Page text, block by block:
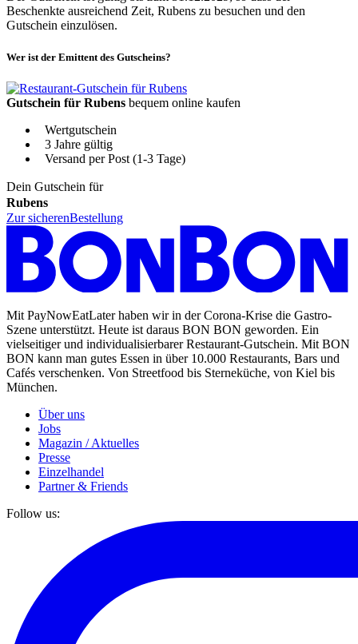
Beschenkte ausreichend Zeit, Rubens zu besuchen und den
Gutschein einzulösen.
Wer ist der Emittent des Gutscheins?
Gutschein für Rubens bequem online kaufen
Wertgutschein
3 Jahre gültig
Versand per Post (1-3 Tage)
Dein Gutschein für
Rubens
Zur sicherenBestellung
Mit PayNowEatLater haben wir in der Corona-Krise die Gastro-
Szene unterstützt. Heute ist daraus BON BON geworden. Ein
vielseitiger und individualisierbarer Restaurant-Gutschein. Mit BON
BON kann man gutes Essen in über 10.000 Restaurants, Bars und
Cafés verschenken. Von Streetfood bis Sterneküche, von Kiel bis
München.
Über uns
Jobs
Magazin / Aktuelles
Presse
Einzelhandel
Partner & Friends
Follow us: